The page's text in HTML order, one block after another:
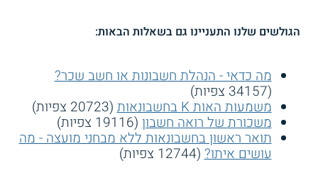
הגולשים שלנו התעניינו גם בשאלות הבאות:
מה כדאי - הנהלת חשבונות או חשב שכר?
(34157 צפיות)
משמעות האות K בחשבונאות (20723 צפיות)
משכורת של רואה חשבון(19116 צפיות)
תואר ראשון בחשבונאות ללא מבחני מועצה - מה
עושים איתו?(12744 צפיות)